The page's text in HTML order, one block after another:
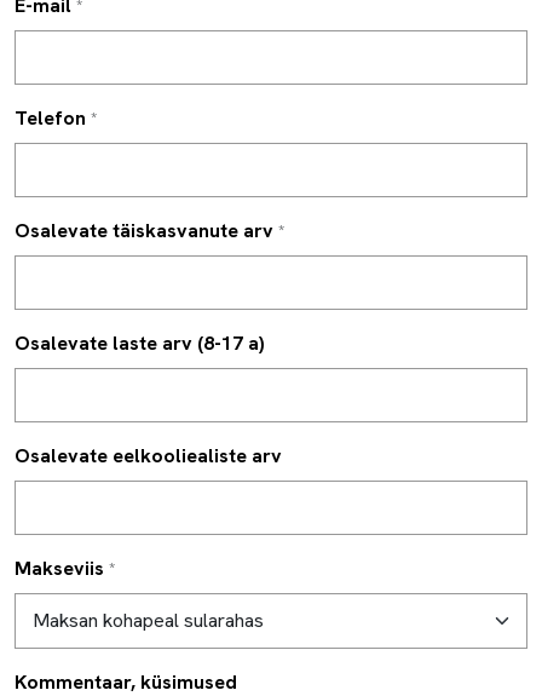
E-mail *
Telefon *
Osalevate täiskasvanute arv *
Osalevate laste arv (8-17 a)
Osalevate eelkooliealiste arv
Makseviis *
Kommentaar, küsimused